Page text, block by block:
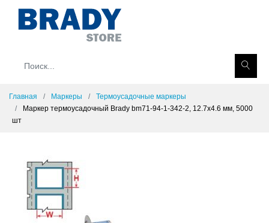
Главная Маркеры
Термоусадочные маркеры
Маркер термоусадочный Brady bm71-94-1-342-2, 12.7x4.6 мм, 5000
шт